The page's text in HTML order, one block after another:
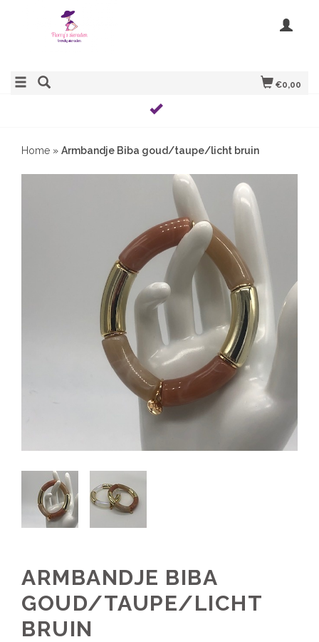
€0,00
Home » Armbandje Biba goud/taupe/licht bruin
ARMBANDJE BIBA
GOUD/TAUPE/LICHT
BRUIN